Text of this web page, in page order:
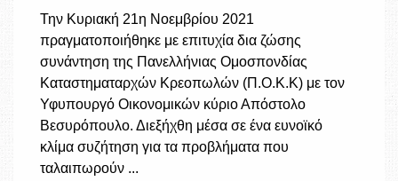
Την Κυριακή 21η Νοεμβρίου 2021
πραγματοποιήθηκε με επιτυχία δια ζώσης
συνάντηση της Πανελλήνιας Ομοσπονδίας
Καταστηματαρχών Κρεοπωλών (Π.Ο.Κ.Κ) με τον
Υφυπουργό Οικονομικών κύριο Απόστολο
Βεσυρόπουλο. Διεξήχθη μέσα σε ένα ευνοϊκό
κλίμα συζήτηση για τα προβλήματα που
ταλαιπωρούν ...